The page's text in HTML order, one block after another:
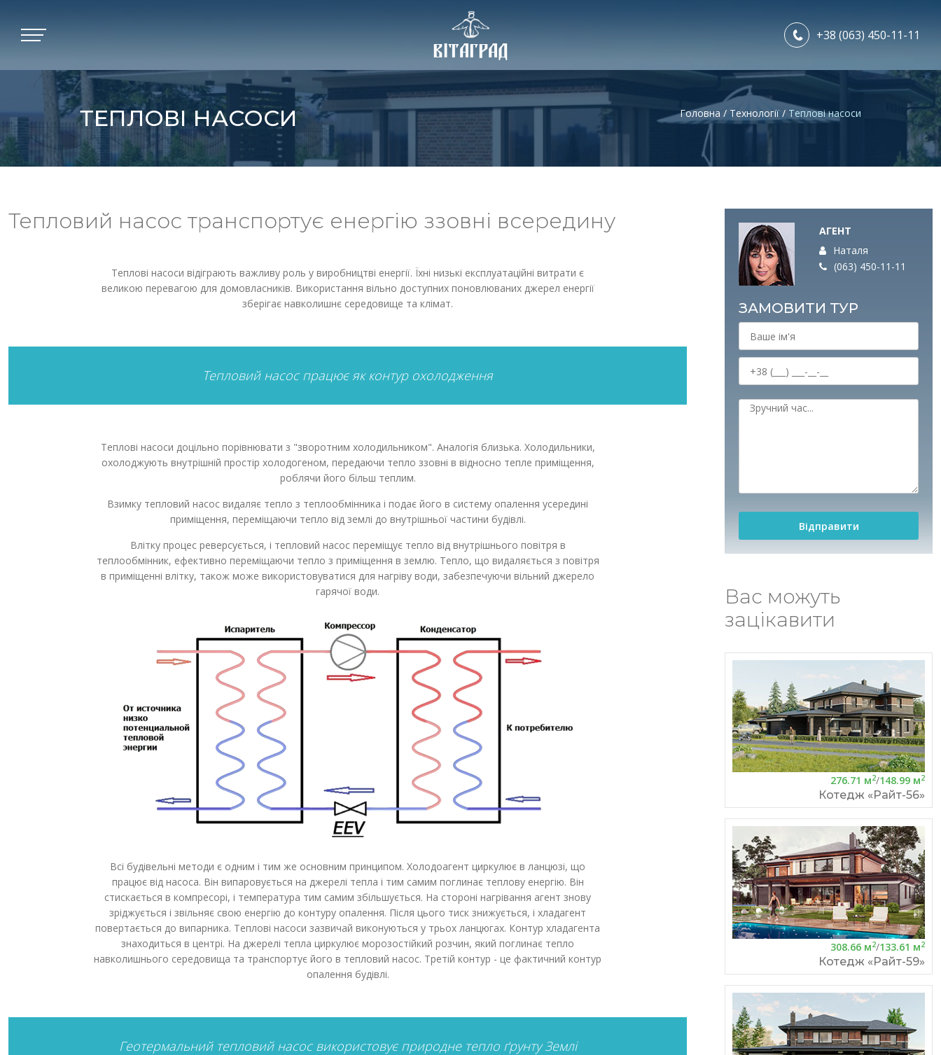
ВІТАГРАД
+38 (063) 450-11-11
ТЕПЛОВІ НАСОСИ Головна / Технології / Теплові насоси
Тепловий насос транспортує енергію ззовні всередину
Теплові насоси відіграють важливу роль у виробництві енергії. Їхні низькі експлуатаційні витрати є
великою перевагою для домовласників. Використання вільно доступних поновлюваних джерел енергії
зберігає навколишнє середовище та клімат.
Тепловий насос працює як контур охолодження
Теплові насоси доцільно порівнювати з "зворотним холодильником". Аналогія близька. Холодильники,
охолоджують внутрішній простір холодогеном, передаючи тепло ззовні в відносно тепле приміщення,
роблячи його більш теплим.
Взимку тепловий насос видаляє тепло з теплообмінника і подає його в систему опалення усередині
приміщення, переміщаючи тепло від землі до внутрішньої частини будівлі.
Влітку процес реверсується, і тепловий насос переміщує тепло від внутрішнього повітря в
теплообмінник, ефективно переміщаючи тепло з приміщення в землю. Тепло, що видаляється з повітря
в приміщенні влітку, також може використовуватися для нагріву води, забезпечуючи вільний джерело
гарячої води.
Всі будівельні методи є одним і тим же основним принципом. Холодоагент циркулює в ланцюзі, що
працює від насоса. Він випаровується на джерелі тепла і тим самим поглинає теплову енергію. Він
стискається в компресорі, і температура тим самим збільшується. На стороні нагрівання агент знову
зріджується і звільняє свою енергію до контуру опалення. Після цього тиск знижується, і хладагент
повертається до випарника. Теплові насоси зазвичай виконуються у трьох ланцюгах. Контур хладагента
знаходиться в центрі. На джерелі тепла циркулює морозостійкий розчин, який поглинає тепло
навколишнього середовища та транспортує його в тепловий насос. Третій контур - це фактичний контур
опалення будівлі.
Геотермальний тепловий насос використовує природне тепло ґрунту Землі
АГЕНТ
Наталя
(063) 450-11-11
ЗАМОВИТИ ТУР
Вас можуть
зацікавити
276.71 м2/148.99 м2
Котедж «Райт-56»
308.66 м2/133.61 м2
Котедж «Райт-59»